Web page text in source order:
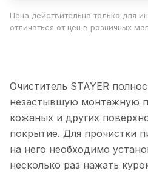
Цена действительна только для
отличаться от цен в розничных
Очиститель STAYER
незастывшую монтажную
кожаных и других
покрытие. Для прочистки
на него необходимо
несколько раз нажать